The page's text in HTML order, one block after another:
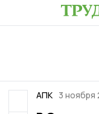
АПК 3 ноября